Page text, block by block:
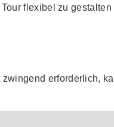
flexibel zu
erforderlich,